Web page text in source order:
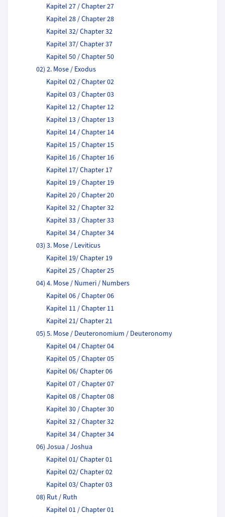
Kapitel 27 / Chapter 27
Kapitel 28 / Chapter 28
Kapitel 32/ Chapter 32
Kapitel 37/ Chapter 37
Kapitel 50 / Chapter 50
02) 2. Mose / Exodus
Kapitel 02 / Chapter 02
Kapitel 03 / Chapter 03
Kapitel 12 / Chapter 12
Kapitel 13 / Chapter 13
Kapitel 14 / Chapter 14
Kapitel 15 / Chapter 15
Kapitel 16 / Chapter 16
Kapitel 17/ Chapter 17
Kapitel 19 / Chapter 19
Kapitel 20 / Chapter 20
Kapitel 32 / Chapter 32
Kapitel 33 / Chapter 33
Kapitel 34 / Chapter 34
03) 3. Mose / Leviticus
Kapitel 19/ Chapter 19
Kapitel 25 / Chapter 25
04) 4. Mose / Numeri / Numbers
Kapitel 06 / Chapter 06
Kapitel 11 / Chapter 11
Kapitel 21/ Chapter 21
05) 5. Mose / Deuteronomium / Deuteronomy
Kapitel 04 / Chapter 04
Kapitel 05 / Chapter 05
Kapitel 06/ Chapter 06
Kapitel 07 / Chapter 07
Kapitel 08 / Chapter 08
Kapitel 30 / Chapter 30
Kapitel 32 / Chapter 32
Kapitel 34 / Chapter 34
06) Josua / Joshua
Kapitel 01/ Chapter 01
Kapitel 02/ Chapter 02
Kapitel 03/ Chapter 03
08) Rut / Ruth
Kapitel 01 / Chapter 01